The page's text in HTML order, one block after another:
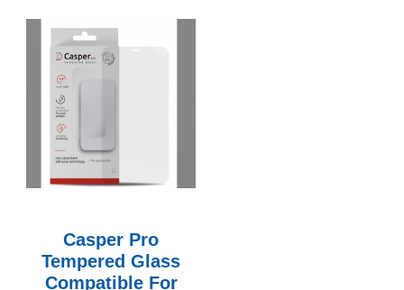
Casper Pro
Tempered Glass
Compatible For